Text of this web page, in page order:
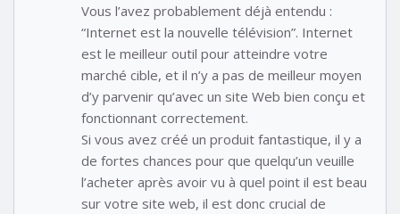
Vous l’avez probablement déjà entendu :
“Internet est la nouvelle télévision”. Internet
est le meilleur outil pour atteindre votre
marché cible, et il n’y a pas de meilleur moyen
d’y parvenir qu’avec un site Web bien conçu et
fonctionnant correctement.
Si vous avez créé un produit fantastique, il y a
de fortes chances pour que quelqu’un veuille
l’acheter après avoir vu à quel point il est beau
sur votre site web, il est donc crucial de